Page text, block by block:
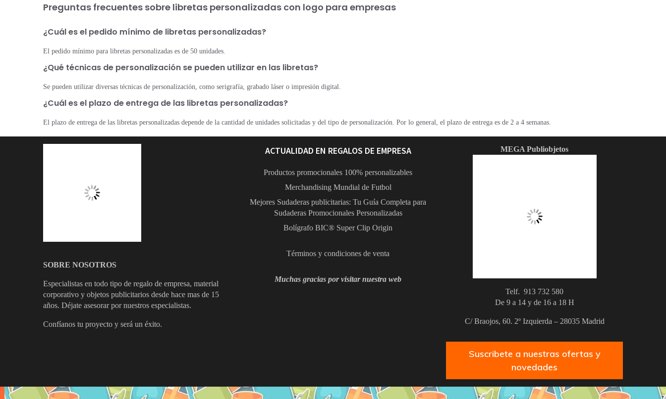
Preguntas frecuentes sobre libretas personalizadas con logo para empresas
¿Cuál es el pedido mínimo de libretas personalizadas?
El pedido mínimo para libretas personalizadas es de 50 unidades.
¿Qué técnicas de personalización se pueden utilizar en las libretas?
Se pueden utilizar diversas técnicas de personalización, como serigrafía, grabado láser o impresión digital.
¿Cuál es el plazo de entrega de las libretas personalizadas?
El plazo de entrega de las libretas personalizadas depende de la cantidad de unidades solicitadas y del tipo de personalización. Por lo general, el plazo de entrega es de 2 a 4 semanas.
SOBRE NOSOTROS
Especialistas en todo tipo de regalo de empresa, material
corporativo y objetos publicitarios desde hace mas de 15
años. Déjate asesorar por nuestros especialistas.
Confíanos tu proyecto y será un éxito.
ACTUALIDAD EN REGALOS DE EMPRESA
Productos promocionales 100% personalizables
Merchandising Mundial de Futbol
Mejores Sudaderas publicitarias: Tu Guía Completa para
Sudaderas Promocionales Personalizadas
Bolígrafo BIC® Super Clip Origin
Términos y condiciones de venta
Muchas gracias por visitar nuestra web
MEGA Publiobjetos
Telf. 913 732 580
De 9 a 14 y de 16 a 18 H
C/ Braojos, 60. 2º Izquierda – 28035 Madrid
Suscribete a nuestras ofertas y
novedades